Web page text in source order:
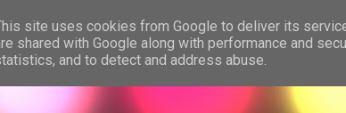
site uses cookies from Google to deliver its
shared with Google along with performance and
and to detect and address abuse.